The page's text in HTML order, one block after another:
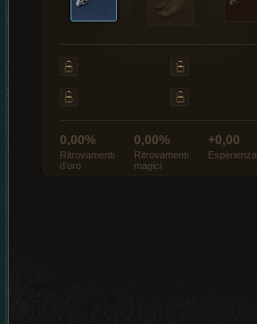
0,00%
Ritrovamenti
d’oro
0,00%
Ritrovamenti
magici
+0,00
Esperienza